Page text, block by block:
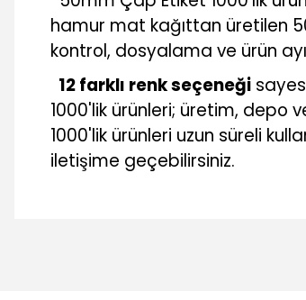
hamur mat kağıttan üretilen
kontrol, dosyalama ve ürün
12 farklı renk seçeneği
1000'lik ürünleri; üretim, depo
1000'lik ürünleri uzun süreli
iletişime geçebilirsiniz.